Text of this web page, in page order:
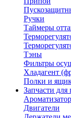
Ручки
Таймеры
Тэны
Фильтры
Хладагент
Полки и
Запчасти для
Двигатели